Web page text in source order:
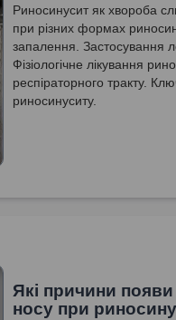
Риносинусит як хвороба
при різних формах
запалення. Застосування
Фізіологічне лікування
респіраторного тракту.
риносинуситу.
Які причини появи
носу при